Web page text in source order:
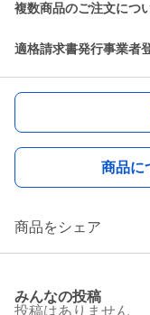
複数商品のご注文につ
適格請求書発行事業者
商品に
商品をシェア
みんなの投稿
投稿はありません